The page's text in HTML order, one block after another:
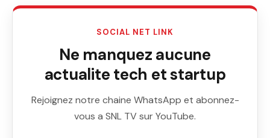
SOCIAL NET LINK
Ne manquez aucune
actualite tech et startup
Rejoignez notre chaine WhatsApp et abonnez-
vous a SNL TV sur YouTube.